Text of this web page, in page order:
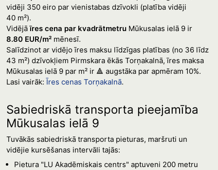
vidēji 350 eiro par vienistabas dzīvokli (platība vidēji
40 m²).
Vidējāīres cena par kvadrātmetruMūkusalas ielā 9 ir
8.80 EUR/m²mēnesī.
Salīdzinot ar vidējo īres maksu līdzīgas platības (no 36 līdz
43 m²) dzīvokļiem Pirmskara ēkās Torņakalnā, īres maksa
Mūkusalas ielā 9 par m² ir 🔺 augstāka par apmēram 10%.
Lasi vairāk:Īres cenas Torņakalnā.
Sabiedriskā transporta pieejamība
Mūkusalas ielā 9
Tuvākās sabiedriskā transporta pieturas, maršruti un
vidējie kursēšanas intervāli tajās:
Pietura "LU Akadēmiskais centrs" aptuveni 200 metru